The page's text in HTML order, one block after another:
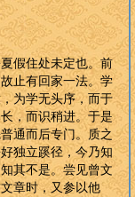
假住处未定也。前
止有回家一法。学
为学无头序，而于
，而识稍进。于是
通而后专门。质之
独立蹊径，今乃知
其不是。尝见曾文
章时，又参以他